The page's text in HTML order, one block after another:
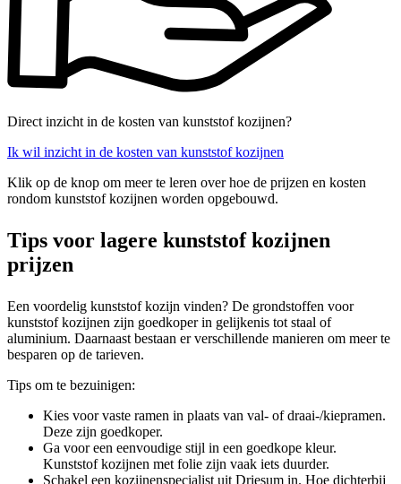
Direct inzicht in de kosten van kunststof kozijnen?
Ik wil inzicht in de kosten van kunststof kozijnen
Klik op de knop om meer te leren over hoe de prijzen en kosten
rondom kunststof kozijnen worden opgebouwd.
Tips voor lagere kunststof kozijnen
prijzen
Een voordelig kunststof kozijn vinden? De grondstoffen voor
kunststof kozijnen zijn goedkoper in gelijkenis tot staal of
aluminium. Daarnaast bestaan er verschillende manieren om meer te
besparen op de tarieven.
Tips om te bezuinigen:
Kies voor vaste ramen in plaats van val- of draai-/kiepramen.
Deze zijn goedkoper.
Ga voor een eenvoudige stijl in een goedkope kleur.
Kunststof kozijnen met folie zijn vaak iets duurder.
Schakel een kozijnenspecialist uit Driesum in. Hoe dichterbij